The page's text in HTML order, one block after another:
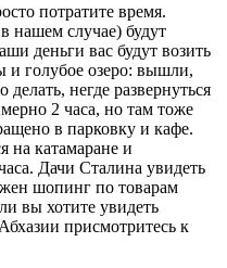
потратите время.
нашем случае) будут
деньги вас будут возить
и голубое озеро: вышли,
негде развернуться
2 часа, но там тоже
в парковку и кафе.
на катамаране и
Дачи Сталина увидеть
шопинг по товарам
вы хотите увидеть
присмотритесь к